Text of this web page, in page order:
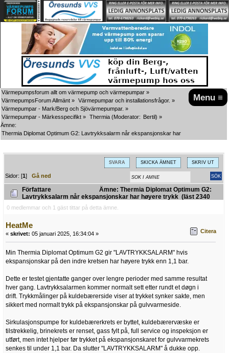
Menu ≡
Värmepumpsforum allt om värmepump och värmepumpar »
VärmepumpsForum Allmänt » Värmepumpar och installationsfrågor. »
Värmepumpar - Mark/Berg och Sjövärmepumpar. »
Värmepumpar - Märkesspecifikt » Thermia (Moderator: Bertil) »
Ämne:
Thermia Diplomat Optimum G2: Lavtrykksalarm når ekspansjonskar har høyere trykk
SVARA SKICKA ÄMNET SKRIV UT
Sidor: [1]Gå ned
Författare
Ämne: Thermia Diplomat Optimum G2:
Lavtrykksalarm når ekspansjonskar har høyere trykk (läst 2340
0 medlemmar och 1 gäst tittar på detta ämne.
HeatMe
« skrivet: 05 januari 2025, 16:34:04 » Citera
Min Thermia Diplomat Optimum G2 gir "LAVTRYKKSALARM" hvis
ekspansjonskar på den indre kretsen har høyere trykk enn 1,1 bar.
Dette er testet gjentatte ganger over lengre perioder med samme resultat
hver gang. Lavtrykksalarmen kommer normalt sett etter rundt et døgn i
drift. Trykkmålinger på kuldebærerside viser at trykket synker sakte, men
sikkert med normalt trykk på ekspansjonskar på gulvvarmeside.
Sirkulasjonspumpe for kuldebærerkrets er byttet, kuldebærervæske er
tilstrekkelig, brinekrets er renset, gass fylt på, full service og inspeksjon er
utført, men intet hjelper før trykket på ekspansjonskaret for gulvvarmekrets
senkes til under 1,1 bar. Da slutter "LAVTRYKKSALARM" å dukke opp.